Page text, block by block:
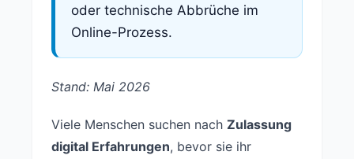
oder technische Abbrüche im
Online-Prozess.
Stand: Mai 2026
Viele Menschen suchen nach Zulassung
digital Erfahrungen, bevor sie ihr